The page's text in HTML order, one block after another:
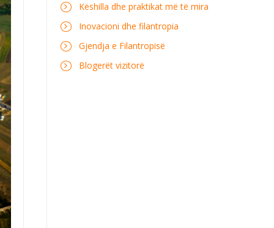
Këshilla dhe praktikat më të mira
Inovacioni dhe filantropia
Gjendja e Filantropisë
Blogerët vizitorë